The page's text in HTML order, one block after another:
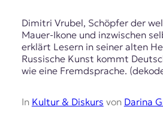
Dimitri Vrubel, Schöpfer der
Mauer-Ikone und inzwischen
erklärt Lesern in seiner alten
Russische Kunst kommt
wie eine Fremdsprache.
In Kultur & Diskurs von Darina